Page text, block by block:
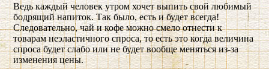
Ведь каждый человек утром хочет выпить свой любимый
бодрящий напиток. Так было, есть и будет всегда!
Следовательно, чай и кофе можно смело отнести к
товарам неэластичного спроса, то есть это когда величина
спроса будет слабо или не будет вообще меняться из-за
изменения цены.